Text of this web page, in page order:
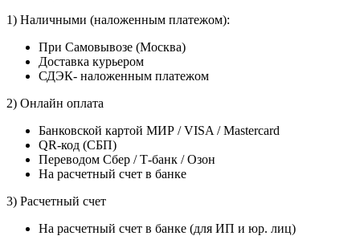
1) Наличными (наложенным платежом):
При Самовывозе (Москва)
Доставка курьером
СДЭК- наложенным платежом
2) Онлайн оплата
Банковской картой МИР / VISA / Mastercard
QR-код (СБП)
Переводом Сбер / Т-банк / Озон
На расчетный счет в банке
3) Расчетный счет
На расчетный счет в банке (для ИП и юр. лиц)